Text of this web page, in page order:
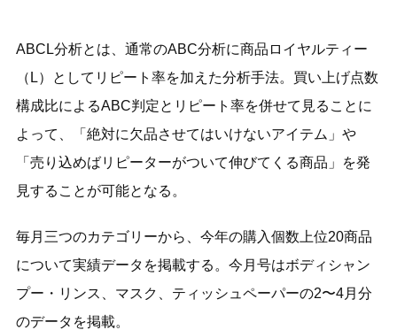
ABCL分析とは、通常のABC分析に商品ロイヤルティー
（L）としてリピート率を加えた分析手法。買い上げ点数
構成比によるABC判定とリピート率を併せて見ることに
よって、「絶対に欠品させてはいけないアイテム」や
「売り込めばリピーターがついて伸びてくる商品」を発
見することが可能となる。
毎月三つのカテゴリーから、今年の購入個数上位20商品
について実績データを掲載する。今月号はボディシャン
プー・リンス、マスク、ティッシュペーパーの2〜4月分
のデータを掲載。